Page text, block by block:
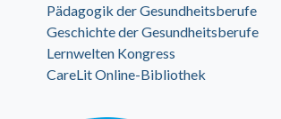
Pädagogik der Gesundheitsberufe
Geschichte der Gesundheitsberufe
Lernwelten Kongress
CareLit Online-Bibliothek